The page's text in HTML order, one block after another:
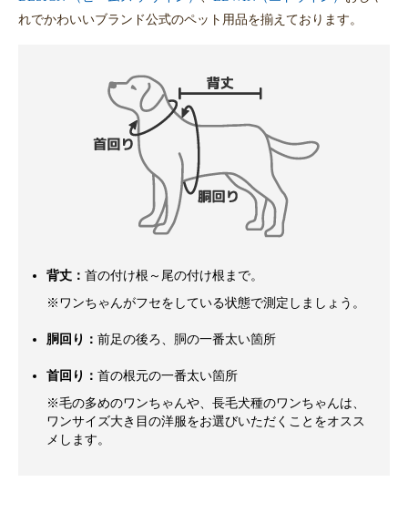
れでかわいいブランド公式のペット用品を揃えております。
背丈： 首の付け根～尾の付け根まで。
※ワンちゃんがフセをしている状態で測定しましょう。
胴回り： 前足の後ろ、胴の一番太い箇所
首回り： 首の根元の一番太い箇所
※毛の多めのワンちゃんや、長毛犬種のワンちゃんは、
ワンサイズ大き目の洋服をお選びいただくことをオスス
メします。